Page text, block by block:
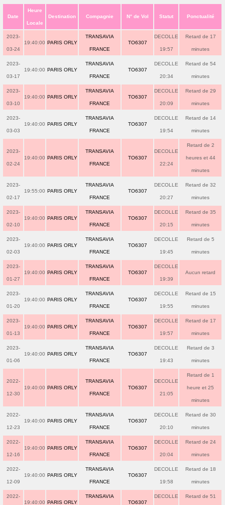
Date
Heure
Locale
Destination Compagnie N° de Vol Statut Ponctualité
2023-
03-24
19:40:00 PARIS ORLY
TRANSAVIA
FRANCE
TO6307
DECOLLE
19:57
Retard de 17
minutes
2023-
03-17
19:40:00 PARIS ORLY
TRANSAVIA
FRANCE
TO6307
DECOLLE
20:34
Retard de 54
minutes
2023-
03-10
19:40:00 PARIS ORLY
TRANSAVIA
FRANCE
TO6307
DECOLLE
20:09
Retard de 29
minutes
2023-
03-03
19:40:00 PARIS ORLY
TRANSAVIA
FRANCE
TO6307
DECOLLE
19:54
Retard de 14
minutes
2023-
02-24
19:40:00 PARIS ORLY
TRANSAVIA
FRANCE
TO6307
DECOLLE
22:24
Retard de 2
heures et 44
minutes
2023-
02-17
19:55:00 PARIS ORLY
TRANSAVIA
FRANCE
TO6307
DECOLLE
20:27
Retard de 32
minutes
2023-
02-10
19:40:00 PARIS ORLY
TRANSAVIA
FRANCE
TO6307
DECOLLE
20:15
Retard de 35
minutes
2023-
02-03
19:40:00 PARIS ORLY
TRANSAVIA
FRANCE
TO6307
DECOLLE
19:45
Retard de 5
minutes
2023-
01-27
19:40:00 PARIS ORLY
TRANSAVIA
FRANCE
TO6307
DECOLLE
19:39
Aucun retard
2023-
01-20
19:40:00 PARIS ORLY
TRANSAVIA
FRANCE
TO6307
DECOLLE
19:55
Retard de 15
minutes
2023-
01-13
19:40:00 PARIS ORLY
TRANSAVIA
FRANCE
TO6307
DECOLLE
19:57
Retard de 17
minutes
2023-
01-06
19:40:00 PARIS ORLY
TRANSAVIA
FRANCE
TO6307
DECOLLE
19:43
Retard de 3
minutes
2022-
12-30
19:40:00 PARIS ORLY
TRANSAVIA
FRANCE
TO6307
DECOLLE
21:05
Retard de 1
heure et 25
minutes
2022-
12-23
19:40:00 PARIS ORLY
TRANSAVIA
FRANCE
TO6307
DECOLLE
20:10
Retard de 30
minutes
2022-
12-16
19:40:00 PARIS ORLY
TRANSAVIA
FRANCE
TO6307
DECOLLE
20:04
Retard de 24
minutes
2022-
12-09
19:40:00 PARIS ORLY
TRANSAVIA
FRANCE
TO6307
DECOLLE
19:58
Retard de 18
minutes
2022-
19:40:00 PARIS ORLY
TRANSAVIA
TO6307
DECOLLE Retard de 51